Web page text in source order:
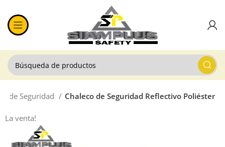
de Seguridad Chaleco de Seguridad Reflectivo Poliéster
La venta!